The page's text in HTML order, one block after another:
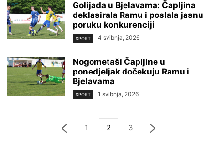
Golijada u Bjelavama: Čapljina
deklasirala Ramu i poslala jasnu
poruku konkurenciji
SPORT 4 svibnja, 2026
Nogometaši Čapljine u
ponedjeljak dočekuju Ramu i
Bjelavama
SPORT 1 svibnja, 2026
1 2 3